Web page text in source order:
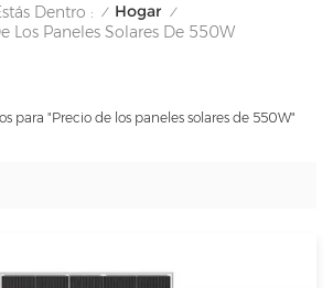
Dentro : / Hogar /
Los Paneles Solares De 550W
para "Precio de los paneles solares de 550W"